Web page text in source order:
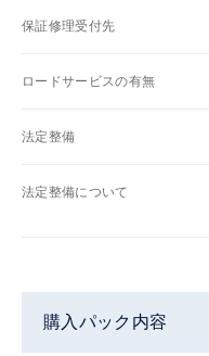
保証修理受付先
ロードサービスの有無
法定整備
法定整備について
購入パック内容